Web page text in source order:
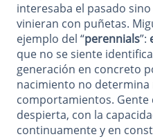
interesaba el pasado
vinieran con puñetas.
ejemplo del “perennials”: ​​
que no se siente
generación en concreto
nacimiento no determina
comportamientos. Gente
despierta, con la
continuamente y en